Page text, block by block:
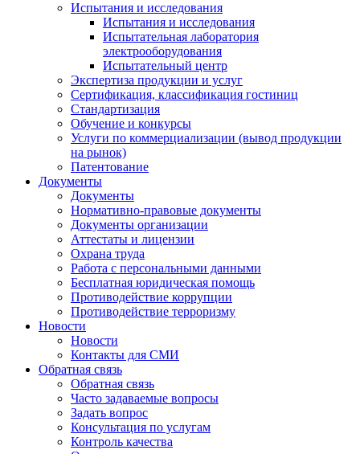
Испытания и исследования
Испытания и исследования
Испытательная лаборатория
электрооборудования
Испытательный центр
Экспертиза продукции и услуг
Сертификация, классификация гостиниц
Стандартизация
Обучение и конкурсы
Услуги по коммерциализации (вывод продукции
на рынок)
Патентование
Документы
Документы
Нормативно-правовые документы
Документы организации
Аттестаты и лицензии
Охрана труда
Работа с персональными данными
Бесплатная юридическая помощь
Противодействие коррупции
Противодействие терроризму
Новости
Новости
Контакты для СМИ
Обратная связь
Обратная связь
Часто задаваемые вопросы
Задать вопрос
Консультация по услугам
Контроль качества